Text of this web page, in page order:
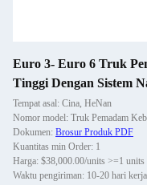
Euro 3- Euro 6 Truk
Tinggi Dengan Sistem
Tempat asal: Cina, HeNan
Nomor model: Truk Pemadam
Dokumen: Brosur Produk PDF
Kuantitas min Order: 1
Harga: $38,000.00/units >=1 units
Waktu pengiriman: 10-20 hari kerja